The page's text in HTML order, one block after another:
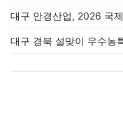
대구 안경산업, 2026 국
대구 경북 설맞이 우수농